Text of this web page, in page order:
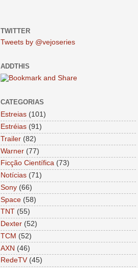
TWITTER
Tweets by @vejoseries
ADDTHIS
CATEGORIAS
Estreias (101)
Estréias (91)
Trailer (82)
Warner (77)
Ficção Científica (73)
Notícias (71)
Sony (66)
Space (58)
TNT (55)
Dexter (52)
TCM (52)
AXN (46)
RedeTV (45)